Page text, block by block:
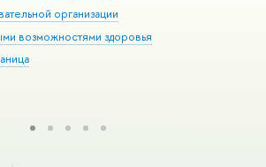
организации
возможностями здоровья